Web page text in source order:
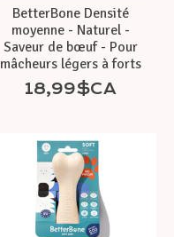
BetterBone Densité
moyenne - Naturel -
Saveur de bœuf - Pour
mâcheurs légers à forts
18,99$CA